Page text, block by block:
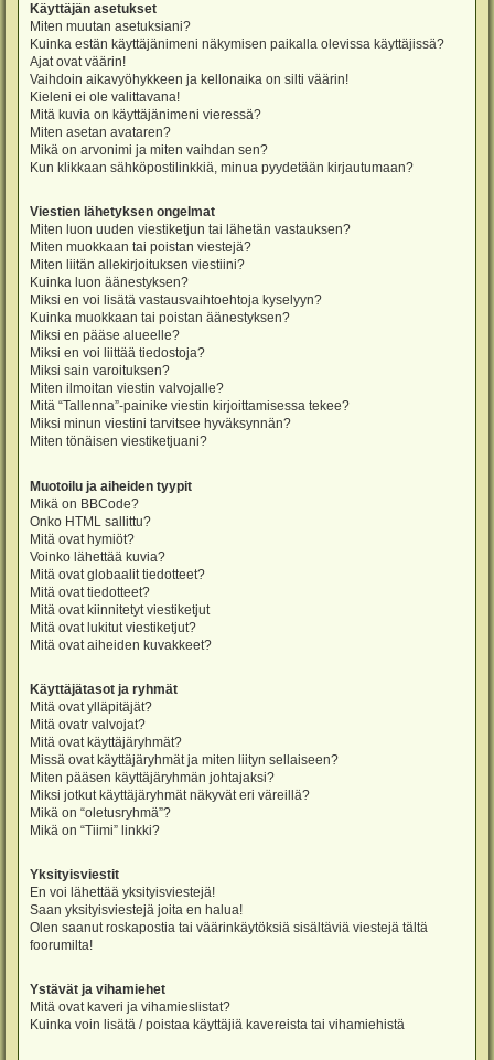
Käyttäjän asetukset
Miten muutan asetuksiani?
Kuinka estän käyttäjänimeni näkymisen paikalla olevissa käyttäjissä?
Ajat ovat väärin!
Vaihdoin aikavyöhykkeen ja kellonaika on silti väärin!
Kieleni ei ole valittavana!
Mitä kuvia on käyttäjänimeni vieressä?
Miten asetan avataren?
Mikä on arvonimi ja miten vaihdan sen?
Kun klikkaan sähköpostilinkkiä, minua pyydetään kirjautumaan?
Viestien lähetyksen ongelmat
Miten luon uuden viestiketjun tai lähetän vastauksen?
Miten muokkaan tai poistan viestejä?
Miten liitän allekirjoituksen viestiini?
Kuinka luon äänestyksen?
Miksi en voi lisätä vastausvaihtoehtoja kyselyyn?
Kuinka muokkaan tai poistan äänestyksen?
Miksi en pääse alueelle?
Miksi en voi liittää tiedostoja?
Miksi sain varoituksen?
Miten ilmoitan viestin valvojalle?
Mitä “Tallenna”-painike viestin kirjoittamisessa tekee?
Miksi minun viestini tarvitsee hyväksynnän?
Miten tönäisen viestiketjuani?
Muotoilu ja aiheiden tyypit
Mikä on BBCode?
Onko HTML sallittu?
Mitä ovat hymiöt?
Voinko lähettää kuvia?
Mitä ovat globaalit tiedotteet?
Mitä ovat tiedotteet?
Mitä ovat kiinnitetyt viestiketjut
Mitä ovat lukitut viestiketjut?
Mitä ovat aiheiden kuvakkeet?
Käyttäjätasot ja ryhmät
Mitä ovat ylläpitäjät?
Mitä ovatr valvojat?
Mitä ovat käyttäjäryhmät?
Missä ovat käyttäjäryhmät ja miten liityn sellaiseen?
Miten pääsen käyttäjäryhmän johtajaksi?
Miksi jotkut käyttäjäryhmät näkyvät eri väreillä?
Mikä on “oletusryhmä”?
Mikä on “Tiimi” linkki?
Yksityisviestit
En voi lähettää yksityisviestejä!
Saan yksityisviestejä joita en halua!
Olen saanut roskapostia tai väärinkäytöksiä sisältäviä viestejä tältä
foorumilta!
Ystävät ja vihamiehet
Mitä ovat kaveri ja vihamieslistat?
Kuinka voin lisätä / poistaa käyttäjiä kavereista tai vihamiehistä